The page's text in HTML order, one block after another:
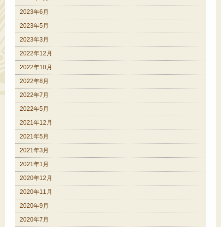
2023年6月
2023年5月
2023年3月
2022年12月
2022年10月
2022年8月
2022年7月
2022年5月
2021年12月
2021年5月
2021年3月
2021年1月
2020年12月
2020年11月
2020年9月
2020年7月